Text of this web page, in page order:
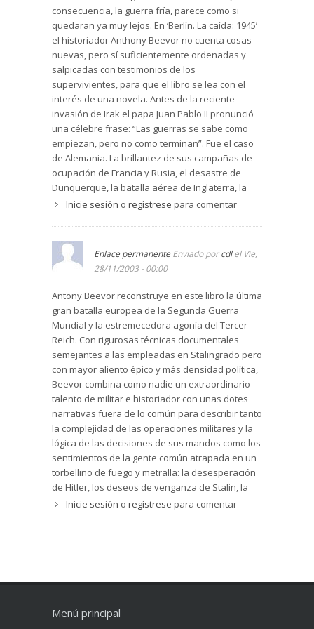
consecuencia, la guerra fría, parece como si
quedaran ya muy lejos. En ‘Berlín. La caída: 1945’
el historiador Anthony Beevor no cuenta cosas
nuevas, pero sí suficientemente ordenadas y
salpicadas con testimonios de los
supervivientes, para que el libro se lea con el
interés de una novela. Antes de la reciente
invasión de Irak el papa Juan Pablo II pronunció
una célebre frase: “Las guerras se sabe como
empiezan, pero no como terminan”. Fue el caso
de Alemania. La brillantez de sus campañas de
ocupación de Francia y Rusia, el desastre de
Dunquerque, la batalla aérea de Inglaterra, la
guerra submarina o los éxitos de Rommel en el
perdió gran parte de su territorio, otra parte la
tuvo ocupada durante décadas, perdió
orgullo. Berlín nunca más volvió a ser la capital
cultural y científica europea como lo había sido
antes de la Guerra Mundial. La segunda cuestión
es sobre el papel negativo de las ideologías,
especialmente del nacionalismo, a la hora de
mantener la paz. Hitler convenció al pueblo
alemán que su locura era por el bien de
Alemania: Tomar la revancha por el humillante
Tratado de Versalles, obtener un ‘espacio vital’
para su población, rescatar a las minorías
alemanas afincadas en otros países,
anexionarse Austria, obtener un paso hasta
Dantzig, etc. Beevor constata, en el último
capítulo, como los supervivientes no tenían un
ocurrido; manipulados por la propaganda del
Beevor, los alemanes creían que eran los
guerra a ellos y no al contrario. No dejamos de
Inicie sesión o regístrese para comentar
Enlace permanente Enviado porcdlel Vie,
28/11/2003 - 00:00
Antony Beevor reconstruye en este libro la última
gran batalla europea de la Segunda Guerra
Mundial y la estremecedora agonía del Tercer
Reich. Con rigurosas técnicas documentales
semejantes a las empleadas en Stalingrado pero
con mayor aliento épico y más densidad política,
Beevor combina como nadie un extraordinario
talento de militar e historiador con unas dotes
narrativas fuera de lo común para describir tanto
la complejidad de las operaciones militares y la
lógica de las decisiones de sus mandos como los
sentimientos de la gente común atrapada en un
torbellino de fuego y metralla: la desesperación
de Hitler, los deseos de venganza de Stalin, la
impotencia de Guderian o la astucia de Zhukov,
una bandera blanca... "Berlín se parece - ha
Inicie sesión o regístrese para comentar
Menú principal